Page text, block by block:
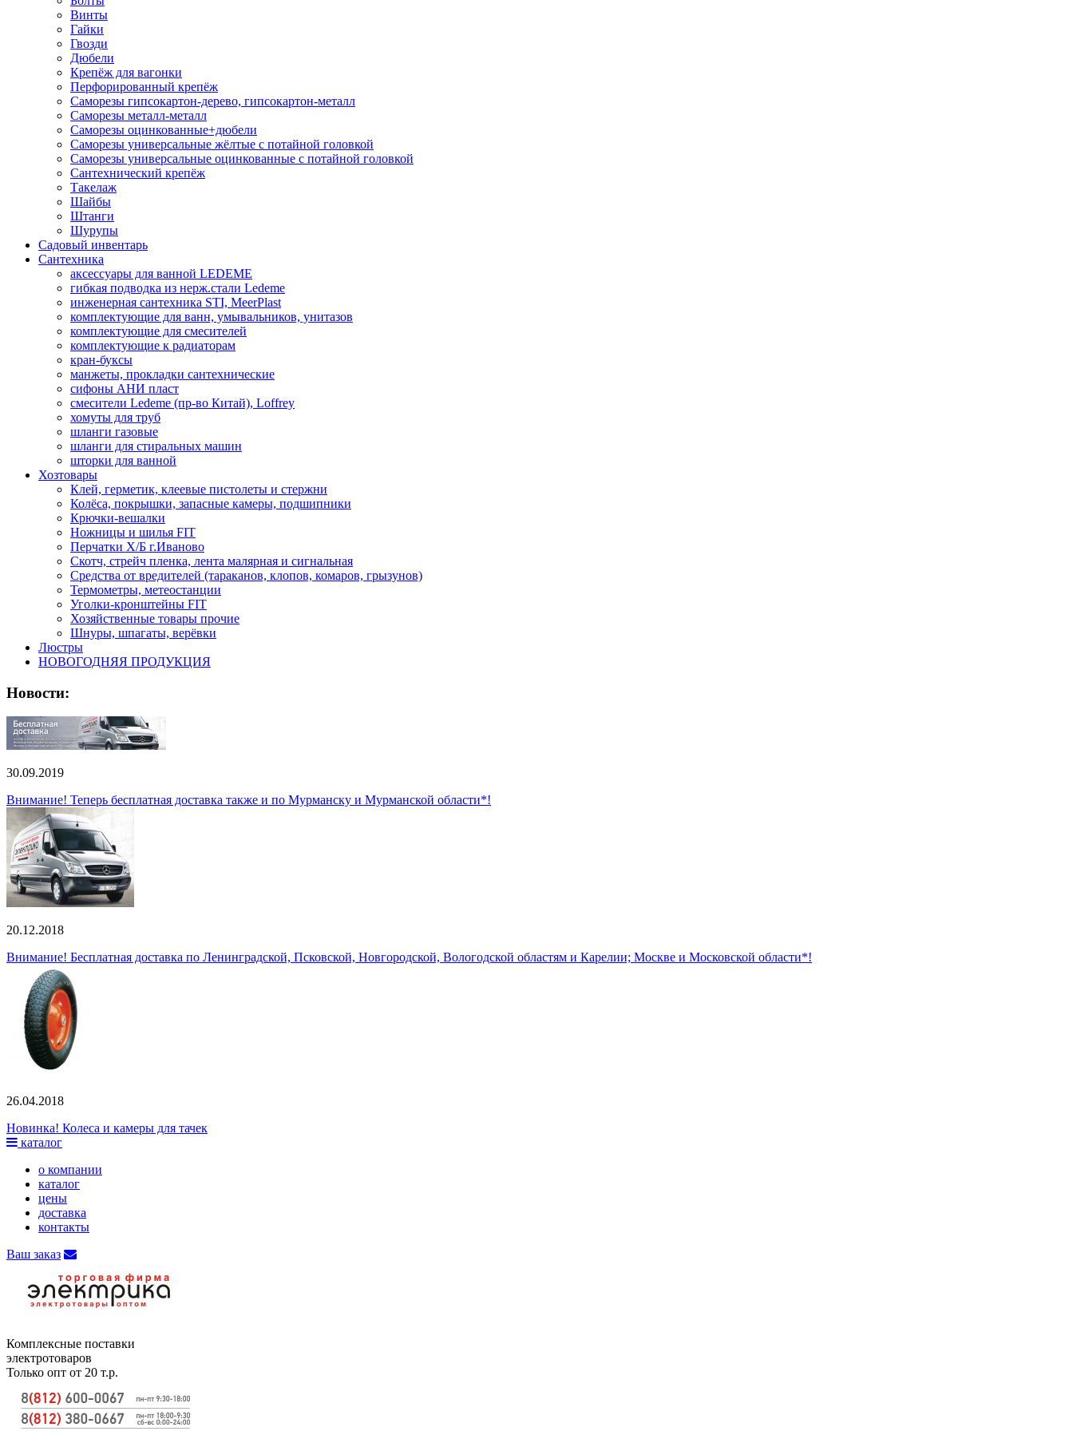
Винты
Гайки
Гвозди
Дюбели
Крепёж для вагонки
Перфорированный крепёж
Саморезы гипсокартон-дерево, гипсокартон-металл
Саморезы металл-металл
Саморезы оцинкованные+дюбели
Саморезы универсальные жёлтые с потайной головкой
Саморезы универсальные оцинкованные с потайной головкой
Сантехнический крепёж
Такелаж
Шайбы
Штанги
Шурупы
Садовый инвентарь
Сантехника
аксессуары для ванной LEDEME
гибкая подводка из нерж.стали Ledeme
инженерная сантехника STI, MeerPlast
комплектующие для ванн, умывальников, унитазов
комплектующие для смесителей
комплектующие к радиаторам
кран-буксы
манжеты, прокладки сантехнические
сифоны АНИ пласт
смесители Ledeme (пр-во Китай), Loffrey
хомуты для труб
шланги газовые
шланги для стиральных машин
шторки для ванной
Хозтовары
Клей, герметик, клеевые пистолеты и стержни
Колёса, покрышки, запасные камеры, подшипники
Крючки-вешалки
Ножницы и шилья FIT
Перчатки Х/Б г.Иваново
Скотч, стрейч пленка, лента малярная и сигнальная
Средства от вредителей (тараканов, клопов, комаров, грызунов)
Термометры, метеостанции
Уголки-кронштейны FIT
Хозяйственные товары прочие
Шнуры, шпагаты, верёвки
Люстры
НОВОГОДНЯЯ ПРОДУКЦИЯ
Новости:
30.09.2019
Внимание! Теперь бесплатная доставка также и по Мурманску и Мурманской области*!
20.12.2018
Внимание! Бесплатная доставка по Ленинградской, Псковской, Новгородской, Вологодской областям и Карелии; Москве и Московской области*!
26.04.2018
Новинка! Колеса и камеры для тачек
каталог
о компании
каталог
цены
доставка
контакты
Ваш заказ
Комплексные поставки
электротоваров
Только опт от 20 т.р.